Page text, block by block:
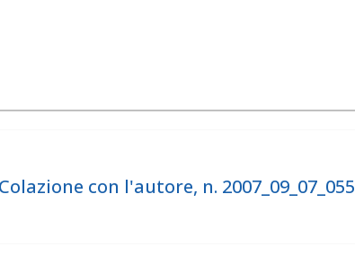
con l'autore, n. 2007_09_07_055